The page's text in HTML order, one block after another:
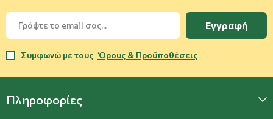
Εγγραφή
Συμφωνώ με τους Όρους & Προϋποθέσεις
Πληροφορίες